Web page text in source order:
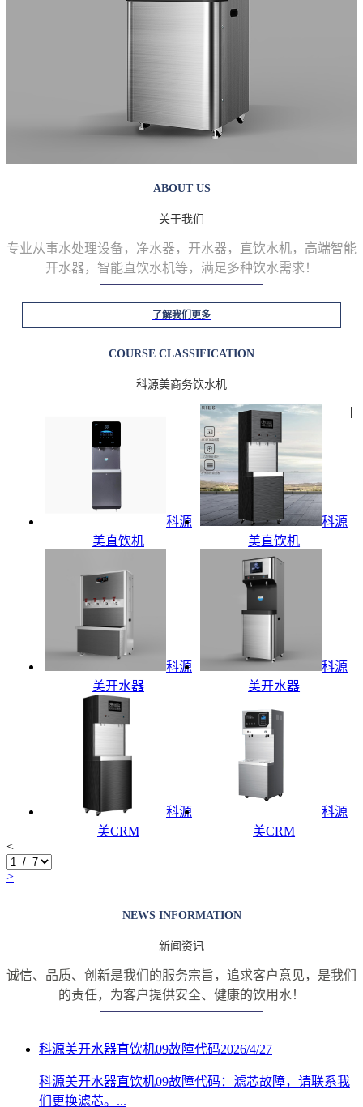
ABOUT US
关于我们
专业从事水处理设备，净水器，开水器，直饮水机，高端智能
开水器，智能直饮水机等，满足多种饮水需求！
了解我们更多
COURSE CLASSIFICATION
科源美商务饮水机
科源
美直饮机
科源
美直饮机
科源
美开水器
科源
美开水器
科源
美CRM
科源
美CRM
|
<
>
NEWS INFORMATION
新闻资讯
诚信、品质、创新是我们的服务宗旨，追求客户意见，是我们
的责任， 为客户提供安全、健康的饮用水！
科源美开水器直饮机09故障代码2026/4/27
科源美开水器直饮机09故障代码：滤芯故障，请联系我
们更换滤芯。...